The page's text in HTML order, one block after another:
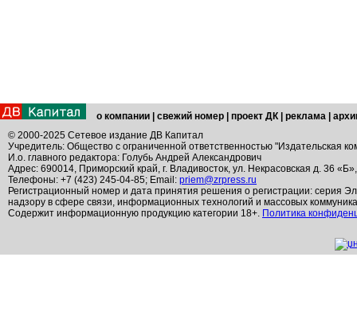
о компании свежий номер проект ДК реклама
© 2000-2025 Сетевое издание ДВ Капитал
Учредитель: Общество с ограниченной ответственностью "Издательская
И.о. главного редактора: Голубь Андрей Александрович
Адрес: 690014, Приморский край, г. Владивосток, ул. Некрасовская д. 36
Телефоны: +7 (423) 245-04-85; Email: priem@zrpress.ru
Регистрационный номер и дата принятия решения о регистрации: серия
надзору в сфере связи, информационных технологий и массовых
Содержит информационную продукцию категории 18+. Политика